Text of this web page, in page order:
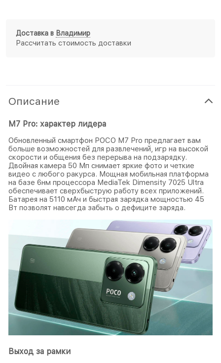
Доставка в Владимир
Рассчитать стоимость доставки
Описание
M7 Pro: характер лидера
Обновленный смартфон POCO M7 Pro предлагает вам
больше возможностей для развлечений, игр на высокой
скорости и общения без перерыва на подзарядку.
Двойная камера 50 Мп снимает яркие фото и четкие
видео с любого ракурса. Мощная мобильная платформа
на базе 6нм процессора MediaTek Dimensity 7025 Ultra
обеспечивает сверхбыструю работу всех приложений.
Батарея на 5110 мАч и быстрая зарядка мощностью 45
Вт позволят навсегда забыть о дефиците заряда.
Выход за рамки